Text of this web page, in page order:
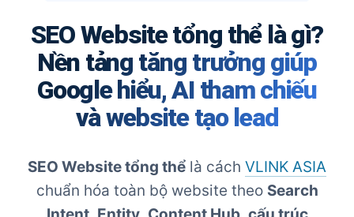
SEO Website tổng thể là gì?
Nền tảng tăng trưởng giúp
Google hiểu, AI tham chiếu
và website tạo lead
SEO Website tổng thể là cách VLINK ASIA
chuẩn hóa toàn bộ website theo Search